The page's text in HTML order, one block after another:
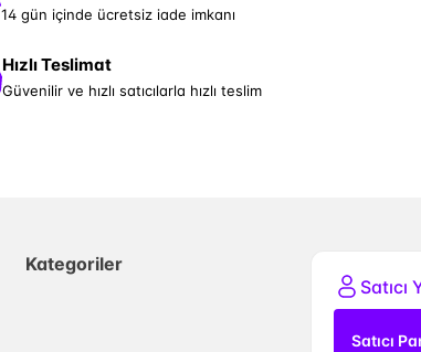
14 gün içinde ücretsiz iade imkanı
Hızlı Teslimat
Güvenilir ve hızlı satıcılarla hızlı teslim
Kategoriler
Satıcı
Satıcı